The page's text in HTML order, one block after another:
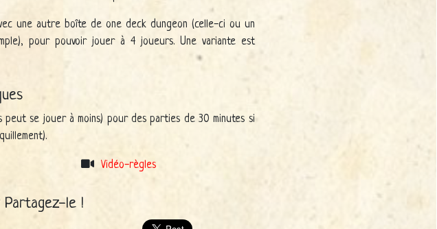
une autre boîte de one deck dungeon (celle-ci ou un
pour pouvoir jouer à 4 joueurs. Une variante est
peut se jouer à moins) pour des parties de 30 minutes si
Vidéo-règles
Partagez-le !